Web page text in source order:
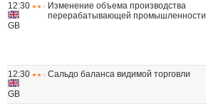
12:30
GB
Изменение объема производства
перерабатывающей промышленности
12:30
GB
Сальдо баланса видимой торговли